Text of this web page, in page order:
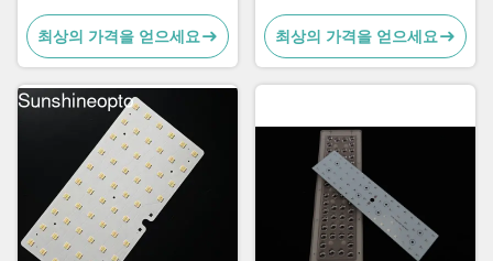
SMD LED 칩 사용, 50W-
120W 보도 조명용
최상의 가격을 얻으세요 최상의 가격을 얻으세요